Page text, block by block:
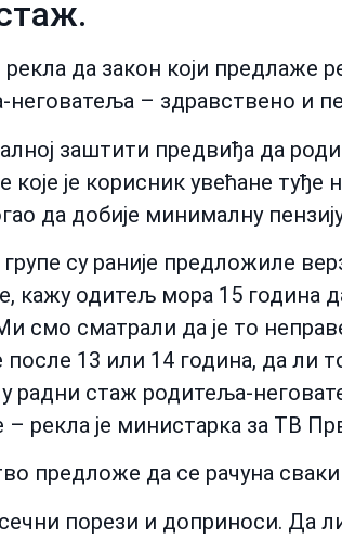
да закон који предлаже
– здравствено и
заштити предвиђа да
које је корисник увећане
да добије минималну
су раније предложиле
кажу одитељ мора 15 година
смо сматрали да је то
после 13 или 14 година, да ли
у радни стаж родитеља-
рекла је министарка за ТВ
предложе да се рачуна
порези и доприноси. Да ли